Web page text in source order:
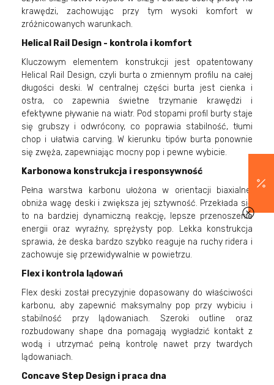
krawędzi, zachowując przy tym wysoki komfort w
zróżnicowanych warunkach.
Helical Rail Design - kontrola i komfort
Kluczowym elementem konstrukcji jest opatentowany
Helical Rail Design, czyli burta o zmiennym profilu na całej
długości deski. W centralnej części burta jest cienka i
ostra, co zapewnia świetne trzymanie krawędzi i
efektywne pływanie na wiatr. Pod stopami profil burty staje
się grubszy i odwrócony, co poprawia stabilność, tłumi
chop i ułatwia carving. W kierunku tipów burta ponownie
się zwęża, zapewniając mocny pop i pewne wybicie.
Karbonowa konstrukcja i responsywność
Pełna warstwa karbonu ułożona w orientacji biaxialnej
obniża wagę deski i zwiększa jej sztywność. Przekłada się
to na bardziej dynamiczną reakcję, lepsze przenoszenie
energii oraz wyraźny, sprężysty pop. Lekka konstrukcja
sprawia, że deska bardzo szybko reaguje na ruchy ridera i
zachowuje się przewidywalnie w powietrzu.
Flex i kontrola lądowań
Flex deski został precyzyjnie dopasowany do właściwości
karbonu, aby zapewnić maksymalny pop przy wybiciu i
stabilność przy lądowaniach. Szeroki outline oraz
rozbudowany shape dna pomagają wygładzić kontakt z
wodą i utrzymać pełną kontrolę nawet przy twardych
lądowaniach.
Concave Step Design i praca dna